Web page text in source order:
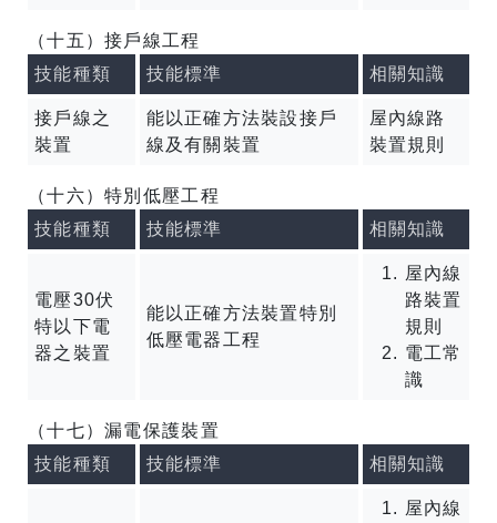
（十五）接戶線工程
技能種類
技能標準 相關知識
接戶線之
裝置
能以正確方法裝設接戶
線及有關裝置
屋內線路
裝置規則
（十六）特別低壓工程
技能種類
技能標準 相關知識
電壓30伏
特以下電
器之裝置
能以正確方法裝置特別
低壓電器工程
屋內線
路裝置
規則
電工常
識
（十七）漏電保護裝置
技能種類
技能標準 相關知識
屋內線